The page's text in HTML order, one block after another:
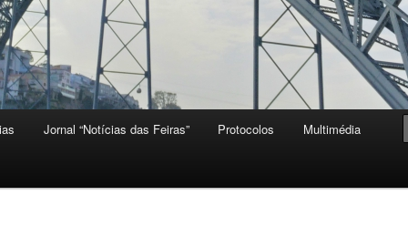
Jornal “Notícias das Feiras” Protocolos Multimédia